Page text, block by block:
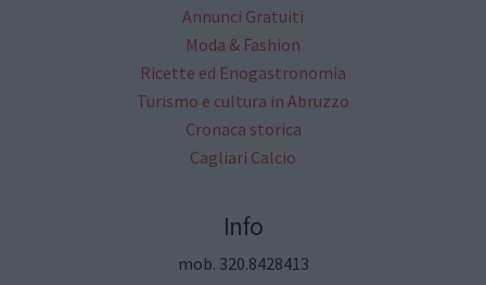
Annunci Gratuiti
Moda & Fashion
Ricette ed Enogastronomia
Turismo e cultura in Abruzzo
Cronaca storica
Cagliari Calcio
Info
mob. 320.8428413